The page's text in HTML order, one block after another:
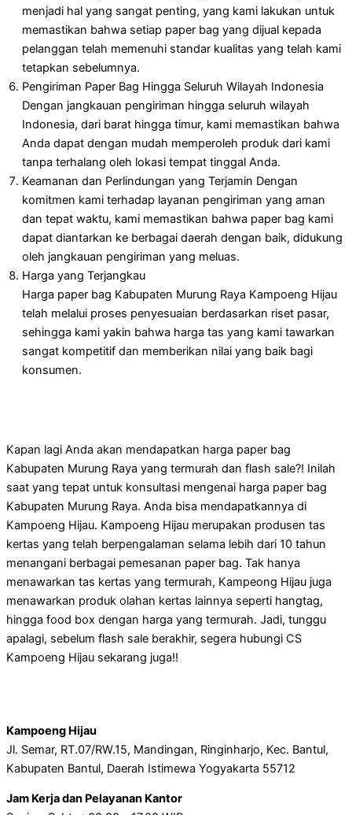
menjadi hal yang sangat penting, yang kami lakukan untuk
memastikan bahwa setiap paper bag yang dijual kepada
pelanggan telah memenuhi standar kualitas yang telah kami
tetapkan sebelumnya.
Pengiriman Paper Bag Hingga Seluruh Wilayah Indonesia
Dengan jangkauan pengiriman hingga seluruh wilayah
Indonesia, dari barat hingga timur, kami memastikan bahwa
Anda dapat dengan mudah memperoleh produk dari kami
tanpa terhalang oleh lokasi tempat tinggal Anda.
Keamanan dan Perlindungan yang Terjamin Dengan
komitmen kami terhadap layanan pengiriman yang aman
dan tepat waktu, kami memastikan bahwa paper bag kami
dapat diantarkan ke berbagai daerah dengan baik, didukung
oleh jangkauan pengiriman yang meluas.
Harga yang Terjangkau
Harga paper bag Kabupaten Murung Raya Kampoeng Hijau
telah melalui proses penyesuaian berdasarkan riset pasar,
sehingga kami yakin bahwa harga tas yang kami tawarkan
sangat kompetitif dan memberikan nilai yang baik bagi
konsumen.
Kapan lagi Anda akan mendapatkan harga paper bag
Kabupaten Murung Raya yang termurah dan flash sale?! Inilah
saat yang tepat untuk konsultasi mengenai harga paper bag
Kabupaten Murung Raya. Anda bisa mendapatkannya di
Kampoeng Hijau. Kampoeng Hijau merupakan produsen tas
kertas yang telah berpengalaman selama lebih dari 10 tahun
menangani berbagai pemesanan paper bag. Tak hanya
menawarkan tas kertas yang termurah, Kampeong Hijau juga
menawarkan produk olahan kertas lainnya seperti hangtag,
hingga food box dengan harga yang termurah. Jadi, tunggu
apalagi, sebelum flash sale berakhir, segera hubungi CS
Kampoeng Hijau sekarang juga!!
Kampoeng Hijau
Jl. Semar, RT.07/RW.15, Mandingan, Ringinharjo, Kec. Bantul,
Kabupaten Bantul, Daerah Istimewa Yogyakarta 55712
Jam Kerja dan Pelayanan Kantor